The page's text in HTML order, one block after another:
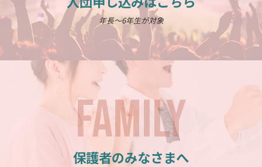
年長～6年生が対象
FAMILY
保護者のみなさまへ